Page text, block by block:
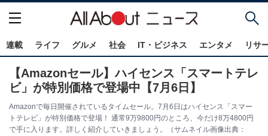
連載 ライフ グルメ 社会 IT・ビジネス エンタメ リサ
【Amazonセール】ハイセンス「スマートテレ
ビ」が特別価格で登場中【7月6日】
Amazonで毎日開催されているタイムセール。7月6日はハイセンス「スマー
トテレビ」が特別価格で登場！ 通常9万9800円のところ、今だけ8万4800円
で手に入ります。詳しく紹介していきましょう。（サムネイル画像出典：